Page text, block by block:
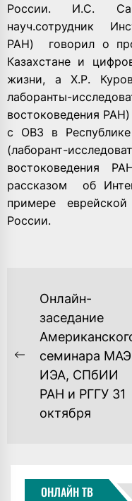
России. И.С.
науч.сотрудник
РАН) говорил о
Казахстане и
жизни, а Х.Р.
лаборанты-
востоковедения
с ОВЗ в
(лаборант-
востоковедения
рассказом об
примере еврейской
России.
НАВИГАЦИЯ
ЗАПИСЯМ
Previous
post:
Онлайн-
заседание
семинара
ИЭА, СПбИИ
РАН и РГГУ 31
октября
ОНЛАЙН ТВ